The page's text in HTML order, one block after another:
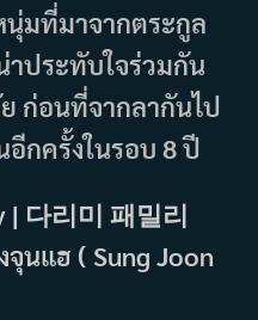
มที่มาจากตระกูล
ประทับใจร่วมกัน
ก่อนที่จากลากันไป
กครั้งในรอบ 8 ปี
| 다리미 패밀리
นแฮ ( Sung Joon